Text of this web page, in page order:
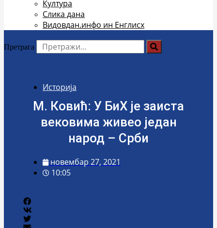
Култура
Слика дана
Видовдан.инфо ин Енглисх
Претрага
Историја
М. Ковић: У БиХ је заиста
вековима живео један
народ – Срби
новембар 27, 2021
10:05